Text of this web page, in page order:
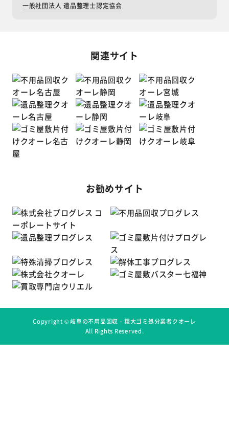
一般社団法人 遺品整理士認定協会
関連サイト
お勧めサイト
Copyright ©岐阜の不用品回収・粗大ゴミ処分業者クオーレ
All Rights Reserved.